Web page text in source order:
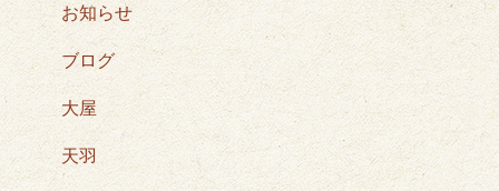
お知らせ
ブログ
大屋
天羽